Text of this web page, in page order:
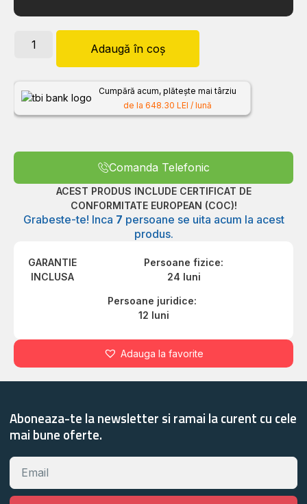
Adaugă în coș
Cumpără acum, plătește mai târziu
de la 648.30 LEI / lună
Comanda Telefonic
ACEST PRODUS INCLUDE CERTIFICAT DE
CONFORMITATE EUROPEAN (COC)!
Grabeste-te! Inca 7 persoane se uita acum la acest
produs.
GARANTIE
INCLUSA
Persoane fizice:
24 luni
Persoane juridice:
12 luni
Adauga la favorite
Aboneaza-te la newsletter si ramai la curent cu cele
mai bune oferte.